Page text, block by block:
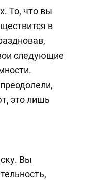
То, что вы
в
следующие
это лишь
Вы